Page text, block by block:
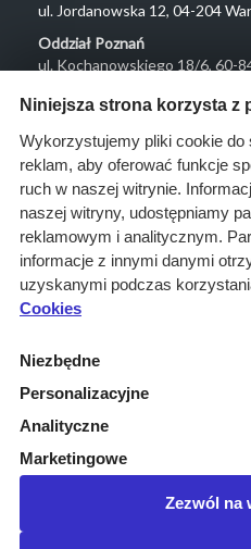
ul. Jordanowska 12, 04-204
Oddział Poznań
ul. Kochanowskiego 18/6, 60-
Menu
O nas
Rozwiązania
Monitoring
przetargów
Raporty
przetargowe
Kontakt
Kontakt
Infolinia 800 800 707
kontakt@pressinfo.pl
Niniejsza strona korzysta z
Wykorzystujemy pliki cookie do
reklam, aby oferować funkcje
ruch w naszej witrynie.
naszej witryny, udostępniamy
reklamowym i analitycznym.
informacje z innymi danymi
uzyskanymi podczas
Cookies
Niezbędne
Personalizacyjne
Analityczne
Marketingowe
Zezwól na